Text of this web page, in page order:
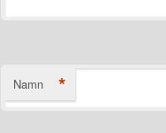
Namn *